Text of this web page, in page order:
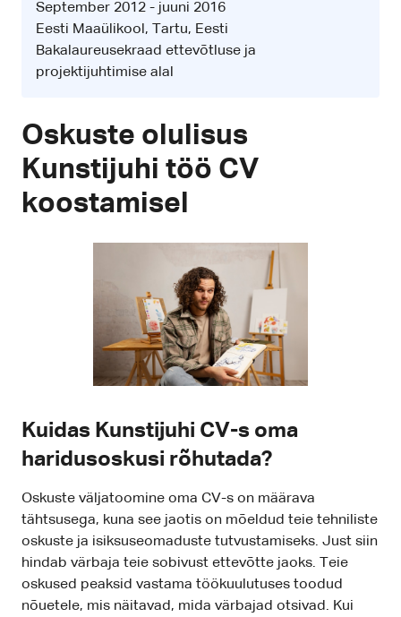
September 2012 - juuni 2016
Eesti Maaülikool, Tartu, Eesti
Bakalaureusekraad ettevõtluse ja
projektijuhtimise alal
Oskuste olulisus
Kunstijuhi töö CV
koostamisel
Kuidas Kunstijuhi CV-s oma
haridusoskusi rõhutada?
Oskuste väljatoomine oma CV-s on määrava
tähtsusega, kuna see jaotis on mõeldud teie tehniliste
oskuste ja isiksuseomaduste tutvustamiseks. Just siin
hindab värbaja teie sobivust ettevõtte jaoks. Teie
oskused peaksid vastama töökuulutuses toodud
nõuetele, mis näitavad, mida värbajad otsivad. Kui